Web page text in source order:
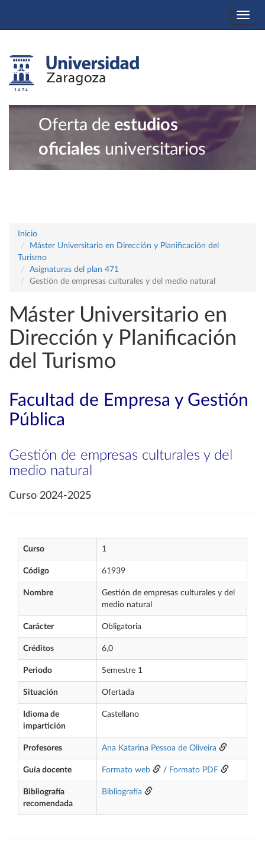
Oferta de estudios
oficiales universitarios
Inicio
Máster Universitario en Dirección y Planificación del
Turismo
Asignaturas del plan 471
Gestión de empresas culturales y del medio natural
Máster Universitario en
Dirección y Planificación
del Turismo
Facultad de Empresa y Gestión
Pública
Gestión de empresas culturales y del
medio natural
Curso 2024-2025
Curso 1
Código 61939
Nombre
Gestión de empresas culturales y del
medio natural
Carácter Obligatoria
Créditos 6,0
Periodo Semestre 1
Situación Ofertada
Idioma de
impartición
Castellano
Profesores Ana Katarina Pessoa de Oliveira
Guía docente Formato web / Formato PDF
Bibliografía
recomendada
Bibliografía